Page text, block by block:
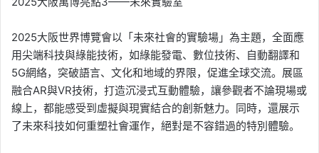
2025大阪世界博覽會以「未來社會的實驗場」為主題，全面應
用尖端科技與綠能技術，如綠能發電、數位技術、自動翻譯和
5G網絡，突破語言、文化和地域的界限，促進全球交流。展區
融合AR與VR技術，打造沉浸式互動體驗，讓參觀者不論現場或
線上，都能感受到虛擬與現實結合的創新魅力。同時，還展示
了未來科技如何重塑社會運作，絕對是不容錯過的特別體驗。